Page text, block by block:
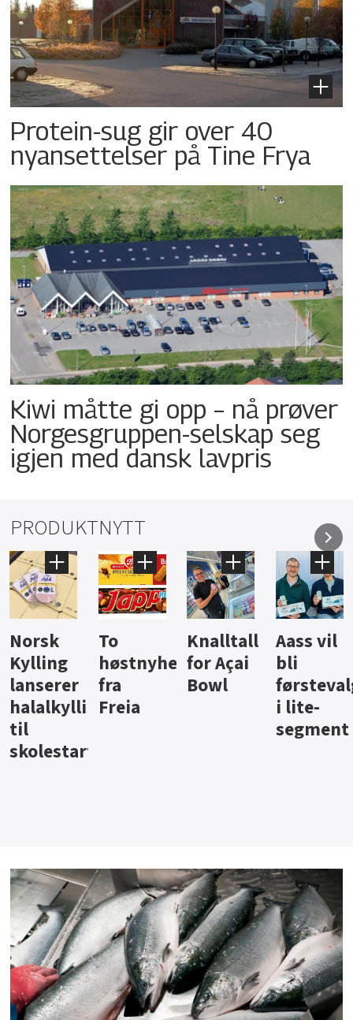
Protein-sug gir over 40
nyansettelser på Tine Frya
Kiwi måtte gi opp – nå prøver
Norgesgruppen-selskap seg
igjen med dansk lavpris
PRODUKTNYTT
Knalltall
for Açai
Bowl
Aass vil
bli
førstevalg
i lite-
Brus og
jus fra
Berentsen
Hard
iste fra
Hansa